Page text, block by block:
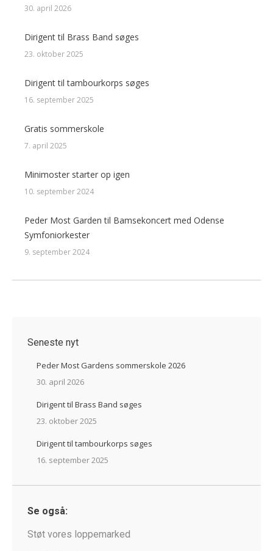
30. april 2026
Dirigent til Brass Band søges
23. oktober 2025
Dirigent til tambourkorps søges
16. september 2025
Gratis sommerskole
7. april 2025
Minimoster starter op igen
10. september 2024
Peder Most Garden til Bamsekoncert med Odense
Symfoniorkester
9. september 2024
Seneste nyt
Peder Most Gardens sommerskole 2026
30. april 2026
Dirigent til Brass Band søges
23. oktober 2025
Dirigent til tambourkorps søges
16. september 2025
Se også:
Støt vores loppemarked